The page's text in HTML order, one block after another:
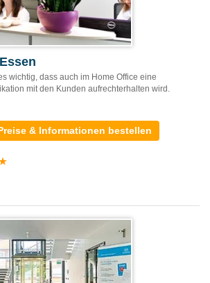
wichtig, dass auch im Home Office eine
mit den Kunden aufrechterhalten wird.
& Informationen bestellen